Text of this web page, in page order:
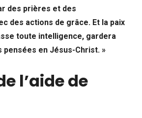
des prières et des
des actions de grâce. Et la paix
toute intelligence, gardera
en Jésus-Christ. »
l’aide de